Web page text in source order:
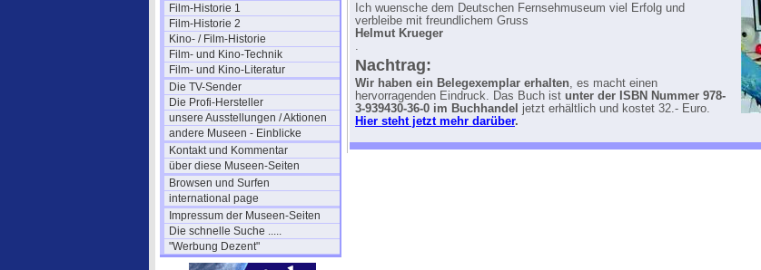
Film-Historie 1
Film-Historie 2
Kino- / Film-Historie
Film- und Kino-Technik
Film- und Kino-Literatur
Die TV-Sender
Die Profi-Hersteller
unsere Ausstellungen / Aktionen
andere Museen - Einblicke
Kontakt und Kommentar
über diese Museen-Seiten
Browsen und Surfen
international page
Impressum der Museen-Seiten
Die schnelle Suche .....
"Werbung Dezent"
Ich wuensche dem Deutschen Fernsehmuseum viel Erfolg und
verbleibe mit freundlichem Gruss
Helmut Krueger
.
Nachtrag:
Wir haben ein Belegexemplar erhalten, es macht einen
hervorragenden Eindruck. Das Buch ist unter der ISBN Nummer 978-
3-939430-36-0 im Buchhandel
jetzt erhältlich und kostet 32.- Euro.
Hier steht jetzt mehr darüber.